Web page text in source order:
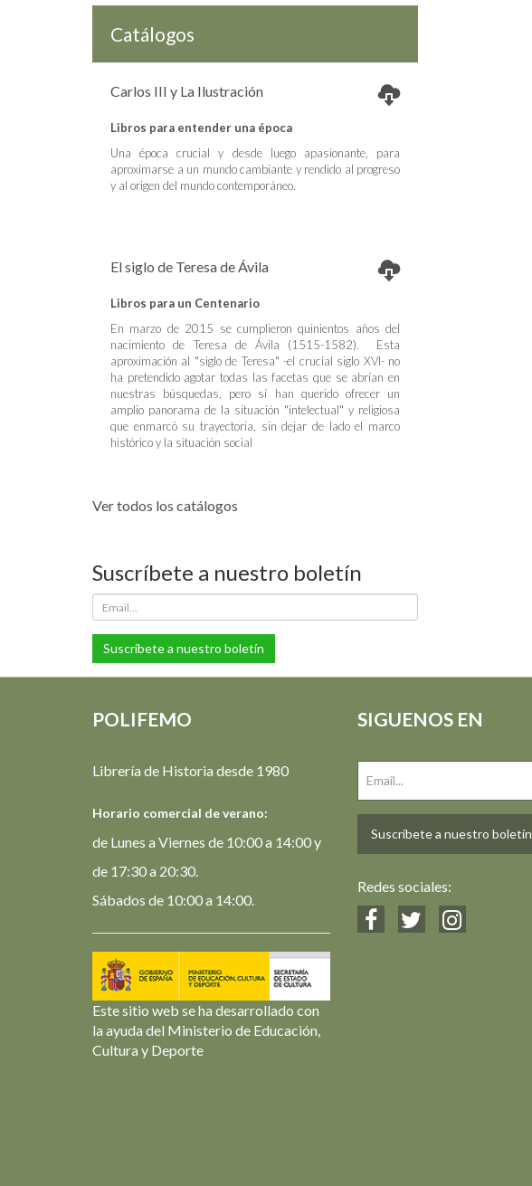
Catálogos
Carlos III y La Ilustración
Libros para entender una época
Una época crucial y desde luego apasionante, para
aproximarse a un mundo cambiante y rendido al progreso
y al origen del mundo contemporáneo.
El siglo de Teresa de Ávila
Libros para un Centenario
En marzo de 2015 se cumplieron quinientos años del
nacimiento de Teresa de Ávila (1515-1582). Esta
aproximación al "siglo de Teresa" -el crucial siglo XVI- no
ha pretendido agotar todas las facetas que se abrían en
nuestras búsquedas, pero sí han querido ofrecer un
amplio panorama de la situación "intelectual" y religiosa
que enmarcó su trayectoria, sin dejar de lado el marco
histórico y la situación social
Ver todos los catálogos
Suscríbete a nuestro boletín
Suscríbete a nuestro boletín
POLIFEMO
Librería de Historia desde 1980
Horario comercial de verano:
de Lunes a Viernes de 10:00 a 14:00 y
de 17:30 a 20:30.
Sábados de 10:00 a 14:00.
Este sitio web se ha desarrollado con
la ayuda del Ministerio de Educación,
Cultura y Deporte
SIGUENOS EN
Suscríbete a nuestro boletín
Redes sociales: